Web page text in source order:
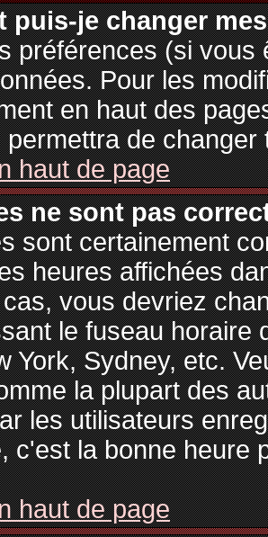
puis-je changer
préférences (si
Pour les
en haut des
de
haut de page
ne sont pas
sont certainement
heures affichées
vous devriez
le fuseau horaire
York, Sydney, etc.
la plupart des
les utilisateurs
c'est la bonne heure
haut de page